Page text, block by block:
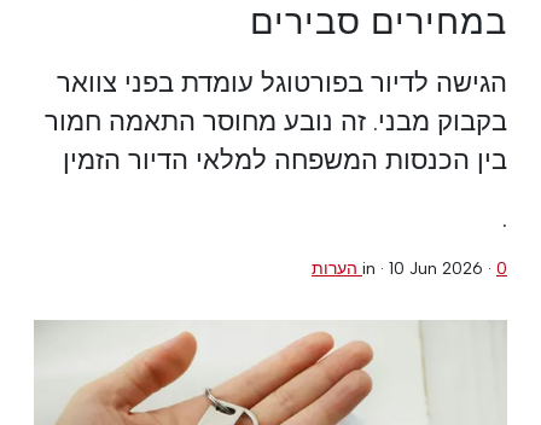
במחירים סבירים
הגישה לדיור בפורטוגל עומדת בפני צוואר
בקבוק מבני. זה נובע מחוסר התאמה חמור
בין הכנסות המשפחה למלאי הדיור הזמין
.
in · 10 Jun 2026 · 0 הערות